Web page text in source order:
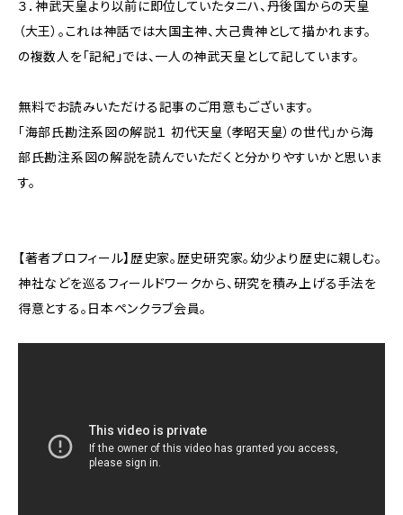
３．神武天皇より以前に即位していたタニハ、丹後国からの天皇
（大王）。これは神話では大国主神、大己貴神として描かれます。
の複数人を「記紀」では、一人の神武天皇として記しています。
無料でお読みいただける記事のご用意もございます。
「海部氏勘注系図の解説１ 初代天皇（孝昭天皇）の世代」から海
部氏勘注系図の解説を読んでいただくと分かりやすいかと思いま
す。
【著者プロフィール】歴史家。歴史研究家。幼少より歴史に親しむ。
神社などを巡るフィールドワークから、研究を積み上げる手法を
得意とする。日本ペンクラブ会員。